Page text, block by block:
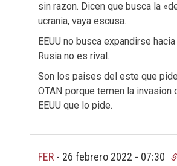
sin razon. Dicen que busca la
ucrania, vaya escusa.
EEUU no busca expandirse
Rusia no es rival.
Son los paises del este que
OTAN porque temen la invasion
EEUU que lo pide.
FER - 26 febrero 2022 - 07:30